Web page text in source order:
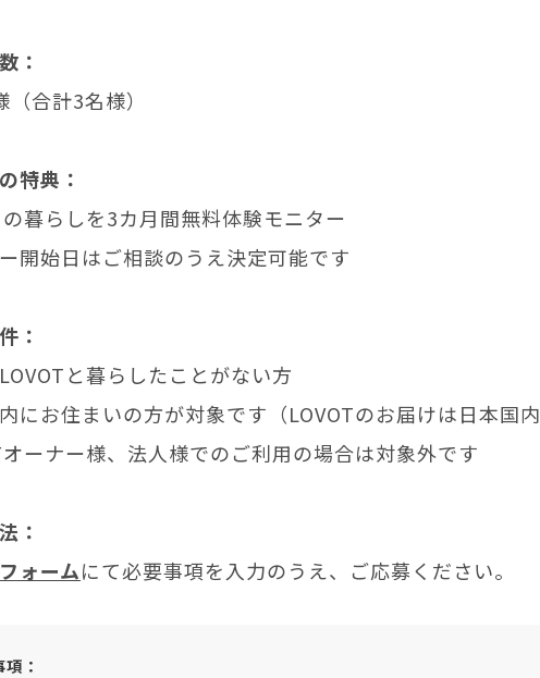
：
合計3名様）
特典：
の暮らしを3カ月間無料体験モニター
開始日はご相談のうえ決定可能です
：
と暮らしたことがない方
にお住まいの方が対象です（LOVOTのお届けは日本国内
ーナー様、法人様でのご利用の場合は対象外です
：
ォームにて必要事項を入力のうえ、ご応募ください。
：